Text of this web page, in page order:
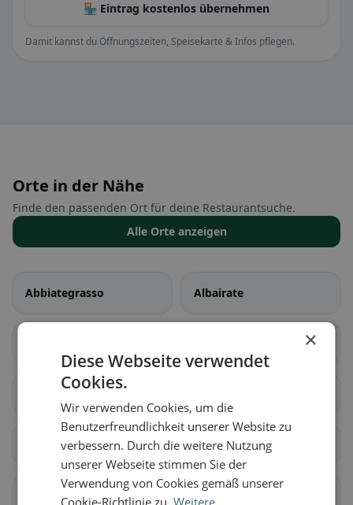
🏪 Eintrag kostenlos übernehmen
Damit kannst du Öffnungszeiten, Speisekarte & Infos pflegen.
Orte in der Nähe
Finde den passenden Ort für deine Restaurantsuche.
Alle Orte anzeigen
Abbiategrasso Albairate
Bareggio Basiano
Basiglio Bellinzago Lombardo
×
Diese Webseite verwendet
Cookies.
Wir verwenden Cookies, um die
Benutzerfreundlichkeit unserer Website zu
verbessern. Durch die weitere Nutzung
unserer Webseite stimmen Sie der
Verwendung von Cookies gemäß unserer
Cookie-Richtlinie zu.Weitere